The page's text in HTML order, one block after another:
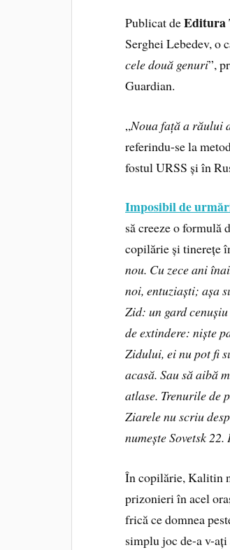
Publicat deEditura
Serghei Lebedev, o
cele două genuri”,
Guardian.
„Noua față a răului
referindu-se la
fostul URSS și în
Imposibil de
să creeze o formulă
copilărie și tinerețe
nou. Cu zece ani
noi, entuziaști; așa
Zid: un gard
de extindere: niște
Zidului, ei nu pot fi
acasă. Sau să aibă
atlase. Trenurile de
Ziarele nu scriu
numește Sovetsk
În copilărie, Kalitin
prizonieri în acel
frică ce domnea
simplu joc de-a v-